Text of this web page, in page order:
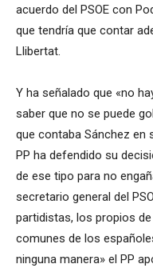
acuerdo del PSOE con
que tendría que contar
Llibertat.
Y ha señalado que «no
saber que no se puede
que contaba Sánchez en
PP ha defendido su
de ese tipo para no
secretario general del
partidistas, los propios
comunes de los
ninguna manera» el PP